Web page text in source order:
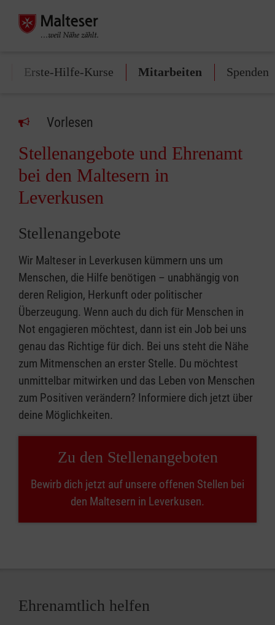
Erste-Hilfe-Kurse Mitarbeiten Spenden
Vorlesen
Stellenangebote und Ehrenamt
bei den Maltesern in
Leverkusen
Stellenangebote
Wir Malteser in Leverkusen kümmern uns um
Menschen, die Hilfe benötigen – unabhängig von
deren Religion, Herkunft oder politischer
Überzeugung. Wenn auch du dich für Menschen in
Not engagieren möchtest, dann ist ein Job bei uns
genau das Richtige für dich. Bei uns steht die Nähe
zum Mitmenschen an erster Stelle. Du möchtest
unmittelbar mitwirken und das Leben von Menschen
zum Positiven verändern? Informiere dich jetzt über
deine Möglichkeiten.
Zu den Stellenangeboten
Bewirb dich jetzt auf unsere offenen Stellen bei
den Maltesern in Leverkusen.
Ehrenamtlich helfen